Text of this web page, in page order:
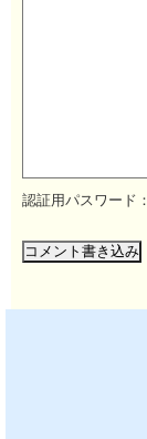
認証用パスワード：